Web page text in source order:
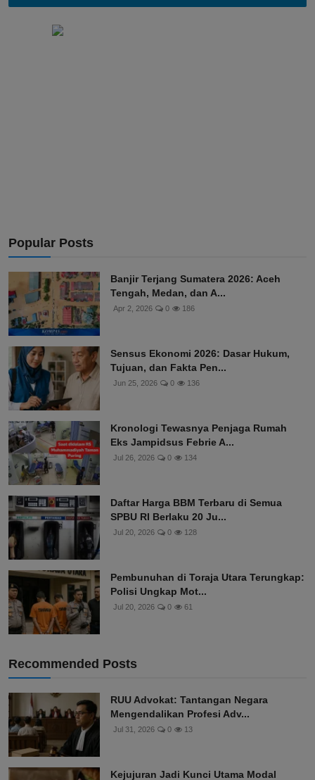
Popular Posts
Banjir Terjang Sumatera 2026: Aceh
Tengah, Medan, dan A...
Apr 2, 2026 0 186
Sensus Ekonomi 2026: Dasar Hukum,
Tujuan, dan Fakta Pen...
Jun 25, 2026 0 136
Kronologi Tewasnya Penjaga Rumah
Eks Jampidsus Febrie A...
Jul 26, 2026 0 134
Daftar Harga BBM Terbaru di Semua
SPBU RI Berlaku 20 Ju...
Jul 20, 2026 0 128
Pembunuhan di Toraja Utara Terungkap:
Polisi Ungkap Mot...
Jul 20, 2026 0 61
Recommended Posts
RUU Advokat: Tantangan Negara
Mengendalikan Profesi Adv...
Jul 31, 2026 0 13
Kejujuran Jadi Kunci Utama Modal